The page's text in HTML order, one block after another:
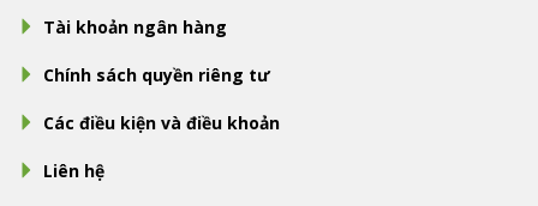
Tài khoản ngân hàng
Chính sách quyền riêng tư
Các điều kiện và điều khoản
Liên hệ